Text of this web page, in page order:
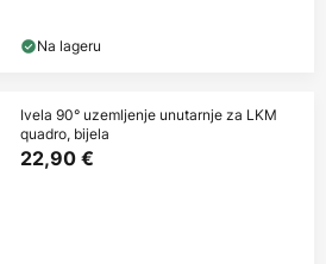
Na lageru
Ivela 90° uzemljenje unutarnje za LKM
quadro, bijela
22,90 €